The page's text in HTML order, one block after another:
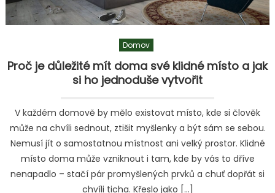
nevýhody
a
tím
získáte
Domov
Proč je důležité mít doma své klidné místo a jak
si ho jednoduše vytvořit
V každém domově by mělo existovat místo, kde si člověk
může na chvíli sednout, ztišit myšlenky a být sám se sebou.
Nemusí jít o samostatnou místnost ani velký prostor. Klidné
místo doma může vzniknout i tam, kde by vás to dříve
nenapadlo – stačí pár promyšlených prvků a chuť dopřát si
chvíli ticha. Křeslo jako […]